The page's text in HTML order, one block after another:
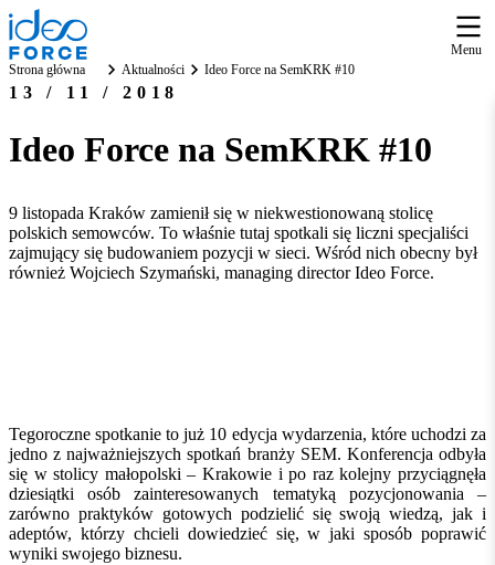
Menu
Strona główna
Aktualności Ideo Force na SemKRK #10
13 / 11 / 2018
Ideo Force na SemKRK #10
9 listopada Kraków zamienił się w niekwestionowaną stolicę
polskich semowców. To właśnie tutaj spotkali się liczni specjaliści
zajmujący się budowaniem pozycji w sieci. Wśród nich obecny był
również Wojciech Szymański, managing director Ideo Force.
Tegoroczne spotkanie to już 10 edycja wydarzenia, które uchodzi za
jedno z najważniejszych spotkań branży SEM. Konferencja odbyła
się w stolicy małopolski – Krakowie i po raz kolejny przyciągnęła
dziesiątki osób zainteresowanych tematyką pozycjonowania –
zarówno praktyków gotowych podzielić się swoją wiedzą, jak i
adeptów, którzy chcieli dowiedzieć się, w jaki sposób poprawić
wyniki swojego biznesu.